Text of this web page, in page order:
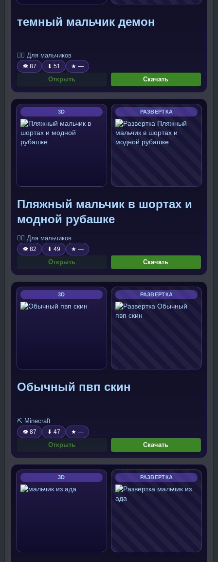
темный мальчик демон
🧍‍♂️ Для мальчиков
👁 87 ⬇ 51 ★ —
Открыть Скачать
3D РАЗВЕРТКА
Пляжный мальчик в шортах и
модной рубашке
🧍‍♂️ Для мальчиков
👁 82 ⬇ 49 ★ —
Открыть Скачать
3D РАЗВЕРТКА
Обычный пвп скин
⛏️ Minecraft
👁 87 ⬇ 47 ★ —
Открыть Скачать
3D РАЗВЕРТКА